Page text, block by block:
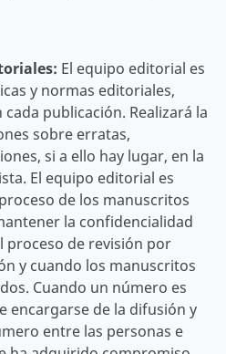
El equipo editorial es
y normas editoriales,
publicación. Realizará la
sobre erratas,
si a ello hay lugar, en la
El equipo editorial es
de los manuscritos
la confidencialidad
proceso de revisión por
y cuando los manuscritos
Cuando un número es
encargarse de la difusión y
entre las personas e